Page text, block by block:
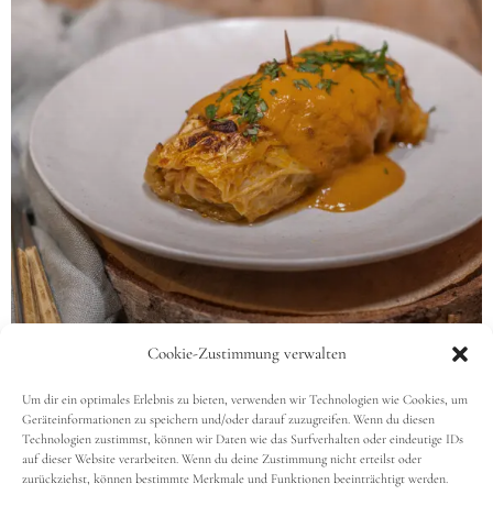
AKZEPTIEREN
ABLEHNEN
EINSTELLUNGEN ANSEHEN
Cookie-RichtlinieDatenschutzImpressum